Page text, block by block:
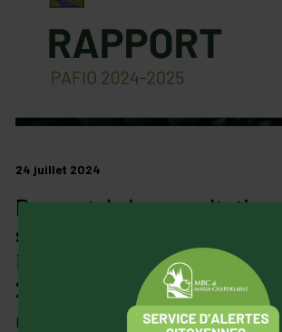
24 juillet 2024
Rapport de la consultation
sur le plan d’aménagement
intégré opérationnel
2025
Le rapport du Plan d’Aménagement Forestier